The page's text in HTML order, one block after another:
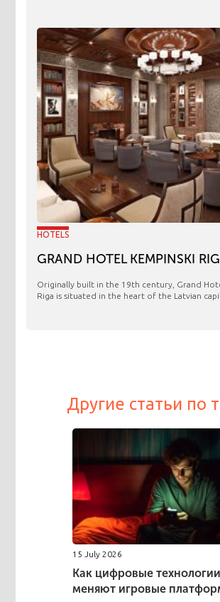
HOTELS
GRAND HOTEL KEMPINSKI
Originally built in the 19th century, Grand
Riga is situated in the heart of the Latvian
Другие статьи по
15 July 2026
Как цифровые технологии
меняют игровые